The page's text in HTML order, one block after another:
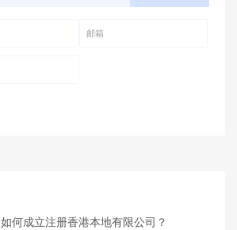
如何成立注册香港本地有限公司？